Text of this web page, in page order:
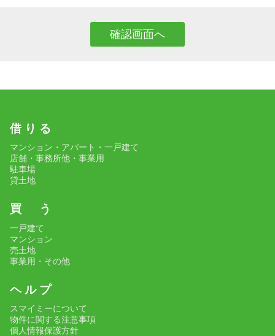
借 り る
マンション・アパート・一戸建て
店舗・事務所他・事業用
駐車場
貸土地
買 う
一戸建て
マンション
売土地
事業用・その他
ヘ ル プ
スマイミーについて
物件に関する注意事項
個人情報保護方針